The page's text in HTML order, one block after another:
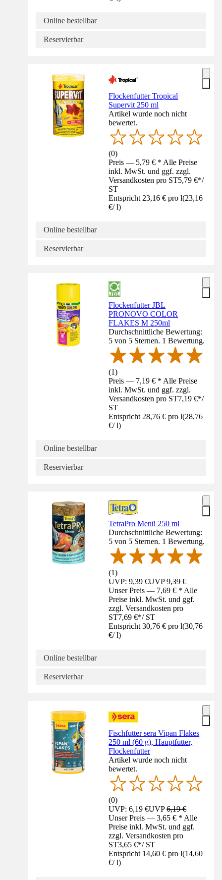
Online bestellbar
Reservierbar
Flockenfutter Tropical
Supervit 250 ml
Artikel wurde noch nicht
bewertet.
(0)
Preis — 5,79 € * Alle Preise
inkl. MwSt. und ggf. zzgl.
Versandkosten pro ST5,79 €*/
ST
Entspricht 23,16 € pro l(23,16
€/ l)
Online bestellbar
Reservierbar
Flockenfutter JBL
PRONOVO COLOR
FLAKES M 250ml
Durchschnittliche Bewertung:
5 von 5 Sternen. 1 Bewertung.
(1)
Preis — 7,19 € * Alle Preise
inkl. MwSt. und ggf. zzgl.
Versandkosten pro ST7,19 €*/
ST
Entspricht 28,76 € pro l(28,76
€/ l)
Online bestellbar
Reservierbar
TetraPro Menü 250 ml
Durchschnittliche Bewertung:
5 von 5 Sternen. 1 Bewertung.
(1)
UVP: 9,39 €UVP9,39 €
Unser Preis — 7,69 € * Alle
Preise inkl. MwSt. und ggf.
zzgl. Versandkosten pro
ST7,69 €*/ ST
Entspricht 30,76 € pro l(30,76
€/ l)
Online bestellbar
Reservierbar
Fischfutter sera Vipan Flakes
250 ml (60 g), Hauptfutter,
Flockenfutter
Artikel wurde noch nicht
bewertet.
(0)
UVP: 6,19 €UVP6,19 €
Unser Preis — 3,65 € * Alle
Preise inkl. MwSt. und ggf.
zzgl. Versandkosten pro
ST3,65 €*/ ST
Entspricht 14,60 € pro l(14,60
€/ l)